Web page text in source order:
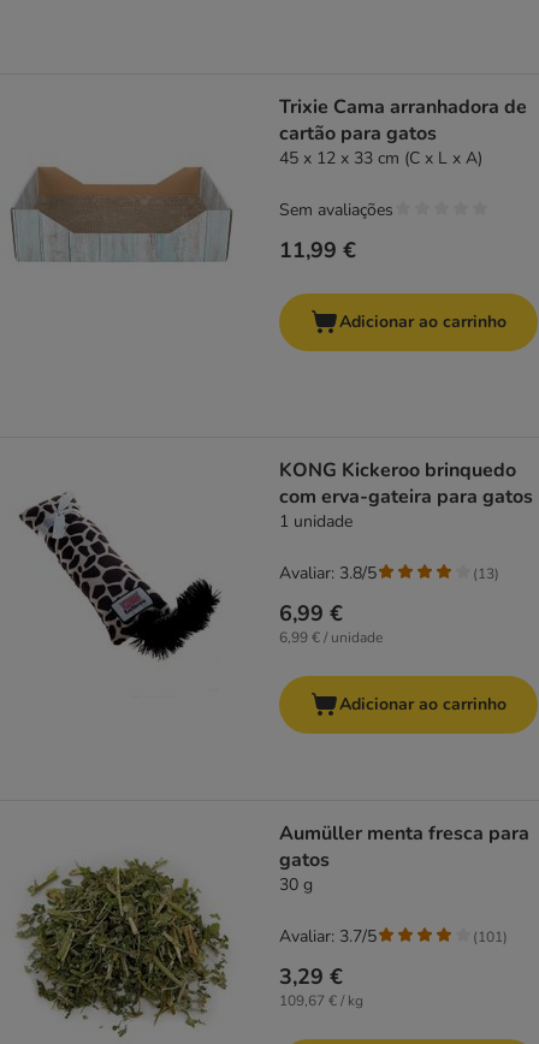
Trixie Cama arranhadora de
cartão para gatos
45 x 12 x 33 cm (C x L x A)
11,99 €
Sem avaliações
Adicionar ao carrinho
KONG Kickeroo brinquedo
com erva-gateira para gatos
1 unidade
6,99 €
6,99 € / unidade
Avaliar: 3.8/5 (13)
Adicionar ao carrinho
Aumüller menta fresca para
gatos
30 g
3,29 €
109,67 € / kg
Avaliar: 3.7/5 (101)